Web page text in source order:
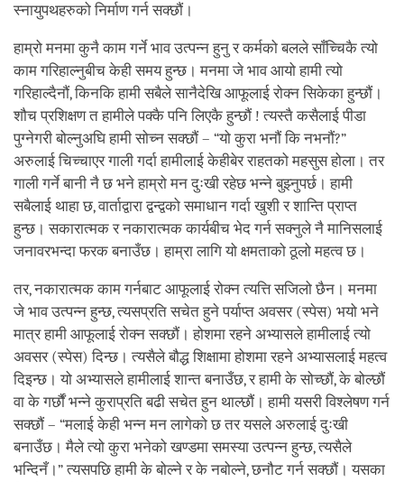
स्नायुपथहरुको निर्माण गर्न सक्छौं।
हाम्रो मनमा कुनै काम गर्ने भाव उत्पन्न हुनु र कर्मको बलले साँच्चिकै त्यो
काम गरिहाल्नुबीच केही समय हुन्छ। मनमा जे भाव आयो हामी त्यो
गरिहाल्दैनौं, किनकि हामी सबैले सानैदेखि आफूलाई रोक्न सिकेका हुन्छौं।
शौच प्रशिक्षण त हामीले पक्कै पनि लिएकै हुन्छौं ! त्यस्तै कसैलाई पीडा
पुग्नेगरी बोल्नुअघि हामी सोच्न सक्छौं – “यो कुरा भनौं कि नभनौं?”
अरुलाई चिच्चाएर गाली गर्दा हामीलाई केहीबेर राहतको महसुस होला। तर
गाली गर्ने बानी नै छ भने हाम्रो मन दुःखी रहेछ भन्ने बुझ्नुपर्छ। हामी
सबैलाई थाहा छ, वार्ताद्वारा द्वन्द्वको समाधान गर्दा खुशी र शान्ति प्राप्त
हुन्छ। सकारात्मक र नकारात्मक कार्यबीच भेद गर्न सक्नुले नै मानिसलाई
जनावरभन्दा फरक बनाउँछ। हाम्रा लागि यो क्षमताको ठूलो महत्व छ।
तर, नकारात्मक काम गर्नबाट आफूलाई रोक्न त्यत्ति सजिलो छैन। मनमा
जे भाव उत्पन्न हुन्छ, त्यसप्रति सचेत हुने पर्याप्त अवसर (स्पेस) भयो भने
मात्र हामी आफूलाई रोक्न सक्छौं। होशमा रहने अभ्यासले हामीलाई त्यो
अवसर (स्पेस) दिन्छ। त्यसैले बौद्ध शिक्षामा होशमा रहने अभ्यासलाई महत्व
दिइन्छ। यो अभ्यासले हामीलाई शान्त बनाउँछ, र हामी के सोच्छौं, के बोल्छौं
वा के गर्छौं भन्ने कुराप्रति बढी सचेत हुन थाल्छौं। हामी यसरी विश्लेषण गर्न
सक्छौं – “मलाई केही भन्न मन लागेको छ तर यसले अरुलाई दुःखी
बनाउँछ। मैले त्यो कुरा भनेको खण्डमा समस्या उत्पन्न हुन्छ, त्यसैले
भन्दिनँ।” त्यसपछि हामी के बोल्ने र के नबोल्ने, छनौट गर्न सक्छौं। यसका